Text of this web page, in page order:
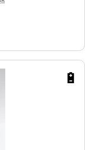
🔋